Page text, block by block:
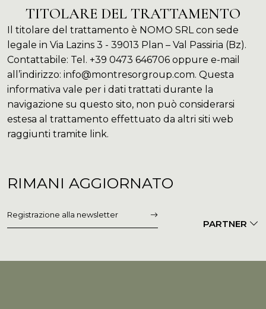
TITOLARE DEL TRATTAMENTO
Il titolare del trattamento è NOMO SRL con sede
legale in Via Lazins 3 - 39013 Plan – Val Passiria (Bz).
Contattabile: Tel. +39 0473 646706 oppure e-mail
all’indirizzo: info@montresorgroup.com. Questa
informativa vale per i dati trattati durante la
navigazione su questo sito, non può considerarsi
estesa al trattamento effettuato da altri siti web
raggiunti tramite link.
RIMANI AGGIORNATO
Registrazione alla newsletter
PARTNER